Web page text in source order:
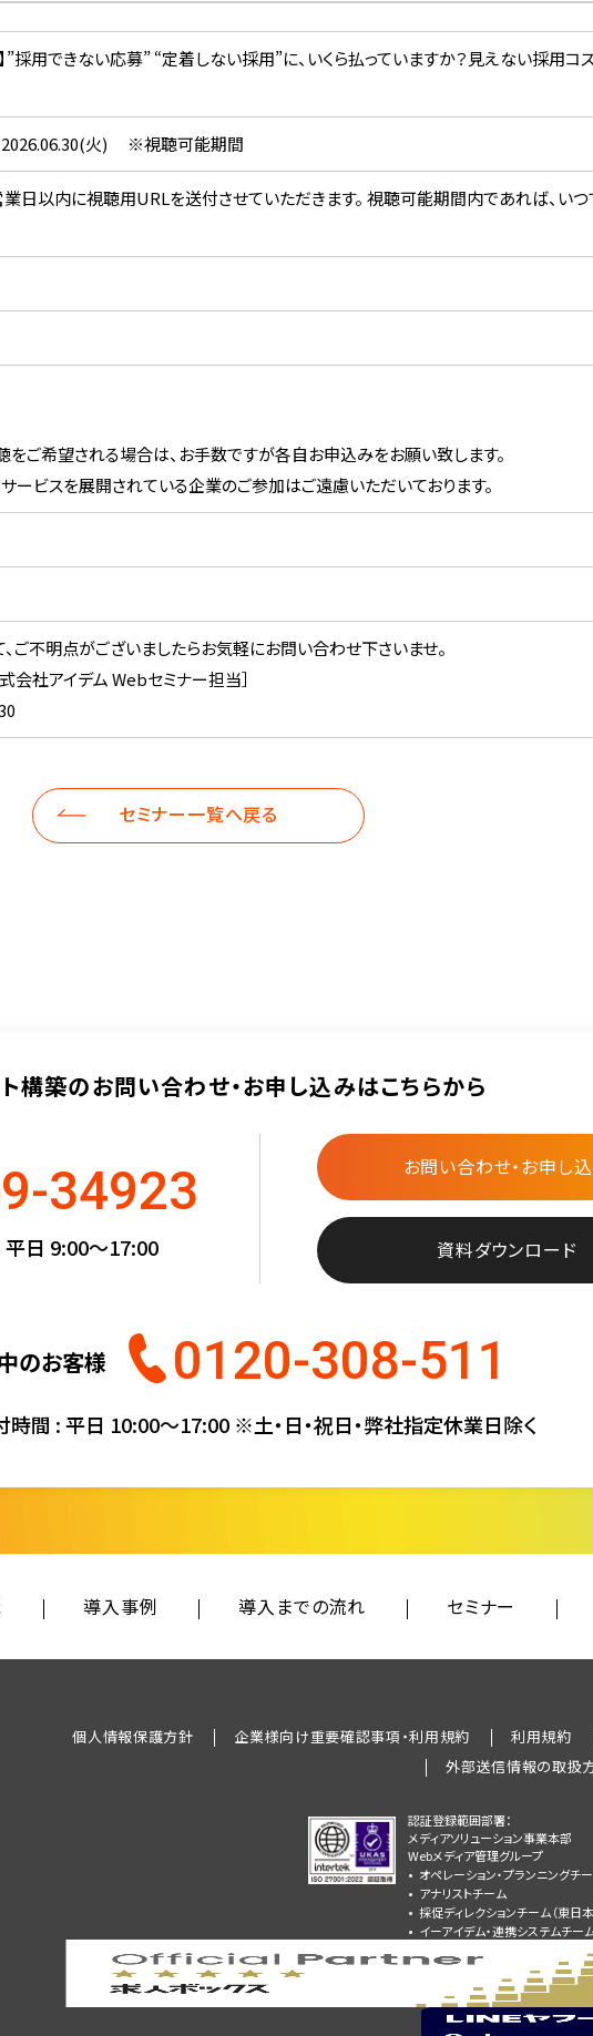
”採用できない応募” “定着しない採用”に、いくら払っていますか？見えない採用コ
火) ※視聴可能期間
日以内に視聴用URLを送付させていただきます。 視聴可能期間内であれば、い
ご希望される場合は、お手数ですが各自お申込みをお願い致します。
ビスを展開されている企業のご参加はご遠慮いただいております。
ご不明点がございましたらお気軽にお問い合わせ下さいませ。
社アイデム Webセミナー担当］
セミナー一覧へ戻る
構築のお問い合わせ・お申し込みはこちらから
34923
日 9:00〜17:00
お問い合わせ・お申し
資料ダウンロード
のお客様 0120-308-511
時間 : 平日 10:00〜17:00 ※土・日・祝日・弊社指定休業日除く
導入事例 導入までの流れ セミナー
個人情報保護方針 企業様向け重要確認事項・利用規約 利用規約
外部送信情報の取扱
認証登録範囲部署：
メディアソリューション事業本部
Webメディア管理グループ
オペレーション・プランニングチ
アナリストチーム
採促ディレクションチーム（東日本
イーアイデム・連携システムチー